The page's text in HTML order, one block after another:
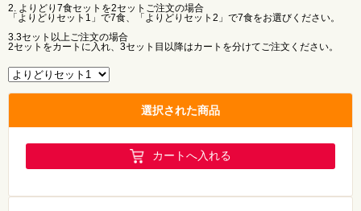
2. よりどり7食セットを2セットご注文の場合
「よりどりセット1」で7食、「よりどりセット2」で7食をお選びください。
3.3セット以上ご注文の場合
2セットをカートに入れ、3セット目以降はカートを分けてご注文ください。
選択された商品
カートへ入れる